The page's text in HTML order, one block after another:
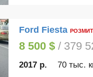
Ford Fiesta
8 500 $/ 379
2017 р. 70 тыс.